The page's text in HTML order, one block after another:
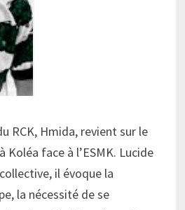
RCK, Hmida, revient sur le
Koléa face à l’ESMK. Lucide
il évoque la
la nécessité de se